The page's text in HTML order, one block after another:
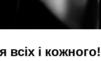
і кожного!